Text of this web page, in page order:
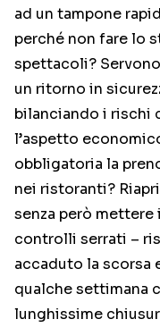
ad un tampone
perché non fare lo
spettacoli?
un ritorno in
bilanciando i rischi
l’aspetto
obbligatoria la
nei ristoranti?
senza però
controlli serrati –
accaduto la scorsa
qualche settimana
lunghissime